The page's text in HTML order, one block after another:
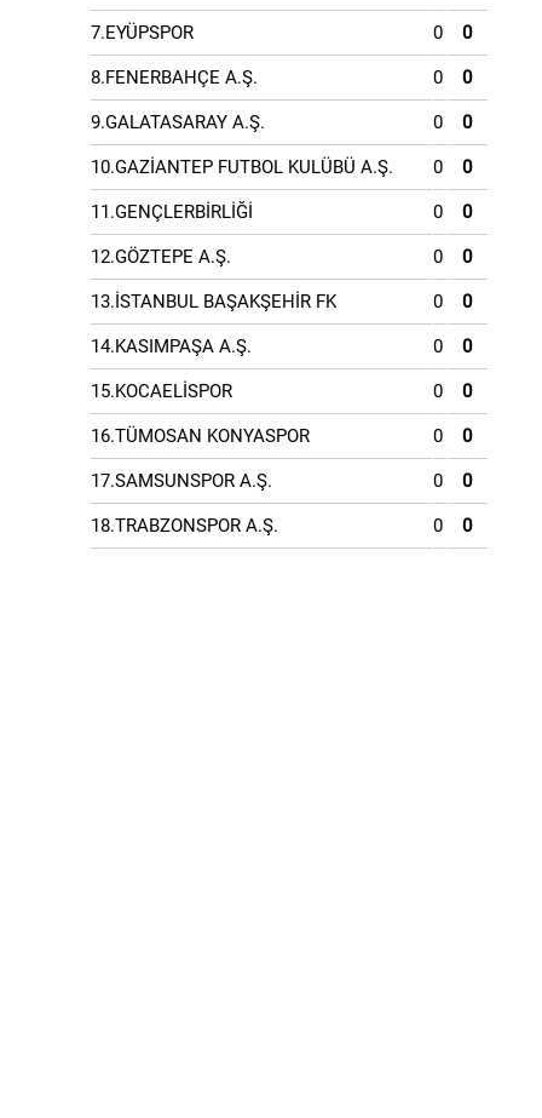
7.EYÜPSPOR 0 0
8.FENERBAHÇE A.Ş. 0 0
9.GALATASARAY A.Ş. 0 0
10.GAZİANTEP FUTBOL KULÜBÜ A.Ş. 0 0
11.GENÇLERBİRLİĞİ 0 0
12.GÖZTEPE A.Ş. 0 0
13.İSTANBUL BAŞAKŞEHİR FK 0 0
14.KASIMPAŞA A.Ş. 0 0
15.KOCAELİSPOR 0 0
16.TÜMOSAN KONYASPOR 0 0
17.SAMSUNSPOR A.Ş. 0 0
18.TRABZONSPOR A.Ş. 0 0